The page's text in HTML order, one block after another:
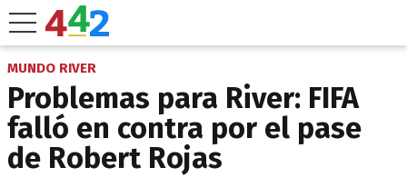
MUNDO RIVER
Problemas para River: FIFA
falló en contra por el pase
de Robert Rojas